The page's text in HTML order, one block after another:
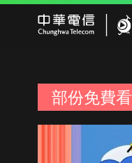
部份免費看